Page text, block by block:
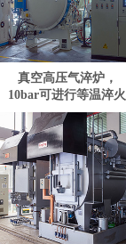
真空高压气淬炉，
10bar可进行等温淬火